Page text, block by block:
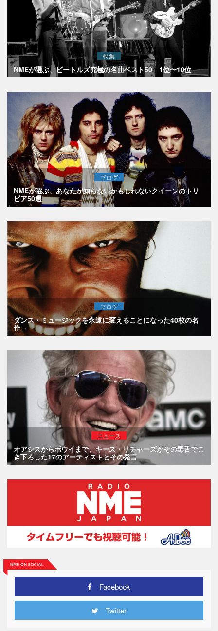
特集
NMEが選ぶ、ビートルズ究極の名曲ベスト50 1位〜10位
ブログ
NMEが選ぶ、あなたが知らないかもしれないクイーンのトリ
ビア50選
ブログ
ダンス・ミュージックを永遠に変えることになった40枚の名
作
ニュース
オアシスからボウイまで、キース・リチャーズがその毒舌でこ
き下ろした17のアーティストとその発言
Facebook
Twitter